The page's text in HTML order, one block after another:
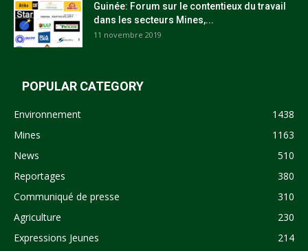
Guinée: Forum sur le contentieux du travail
dans les secteurs Mines,...
11 novembre 2019
POPULAR CATEGORY
Environnement
1438
Mines
1163
News
510
Reportages
380
Communiqué de presse
310
Agriculture
230
Expressions Jeunes
214